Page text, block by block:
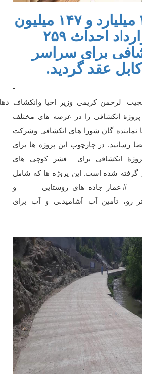
به ارزش ۲ میلیارد و ۱۴۷ میلیون
افغانی، قرارداد احداث ۲۵۹
برای سراسر
عقد گردید.
-
انکشافی را در عرصه های مختلف
گان شورا های انکشافی وشرکت
در چارچوب این پروژه ها برای
انکشافی برای قشر کوچی های
گرفته شده است. این پروژه ها که شامل
و
تأمین آب آشامیدنی و آب برای